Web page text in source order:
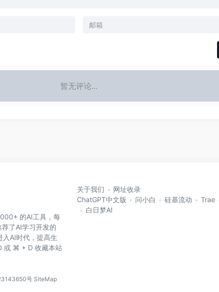
暂无评论...
的AI工具，每
了AI学习开发的
入AI时代，提高生
或 ⌘ + D 收藏本站
关于我们
网址收录
ChatGPT中文版
问小白 硅基流动 Trae
白日梦AI
号 SiteMap